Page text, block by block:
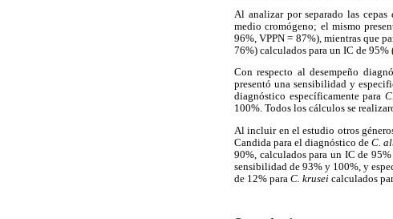
Al analizar por separado las
medio cromógeno; el mismo
96%, VPPN = 87%), mientras que
76%) calculados para un IC de 95%
Con respecto al desempeño
presentó una sensibilidad y
diagnóstico específicamente para
100%. Todos los cálculos se
Al incluir en el estudio otros
Candida para el diagnóstico deC.
90%, calculados para un IC de
sensibilidad de 93% y 100%, y
de 12% para C. krusei calculados